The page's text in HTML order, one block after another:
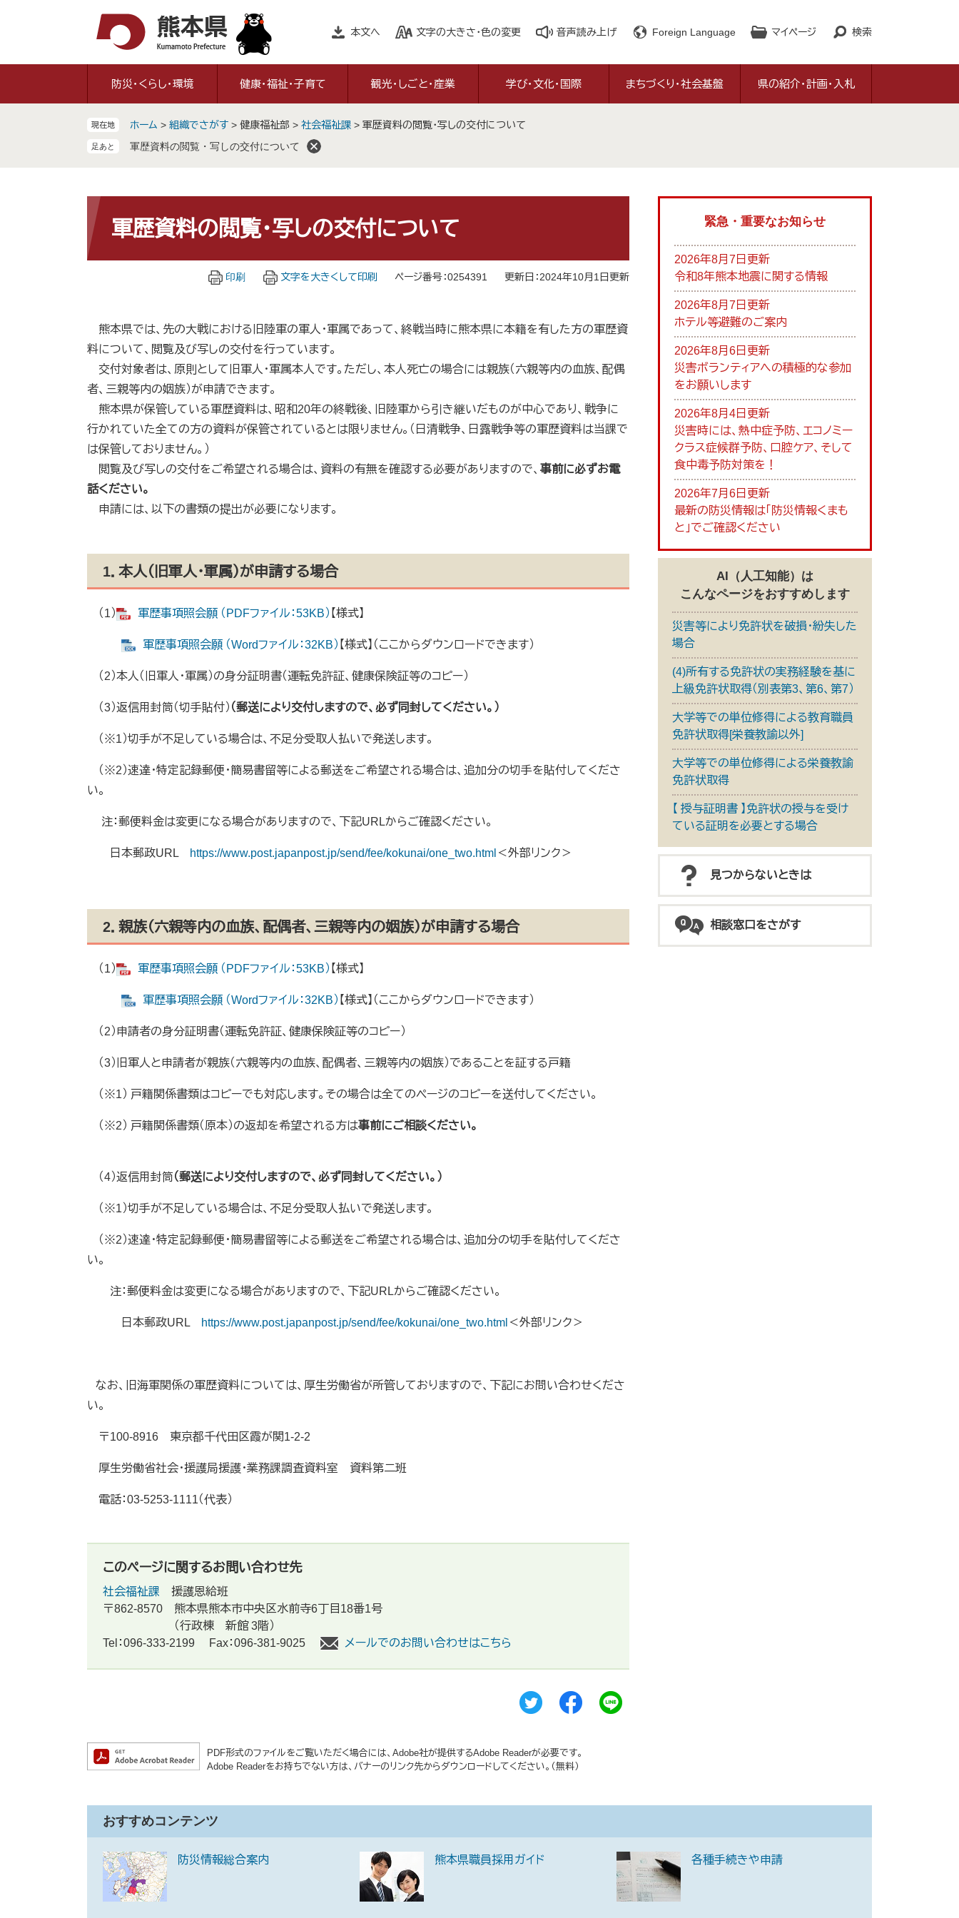
本文へ 文字の大きさ・色の変更 音声読み上げ Foreign Language マイページ 検索
防災・くらし・環境 健康・福祉・子育て 観光・しごと・産業 学び・文化・国際 まちづくり・社会基盤 県の紹介・計画・入札
現在地 ホーム > 組織でさがす > 健康福祉部 > 社会福祉課 > 軍歴資料の閲覧・写しの交付について
軍歴資料の閲覧・写しの交付について
文
軍歴資料の閲覧・写しの交付について
印刷 文字を大きくして印刷 ページ番号：0254391 更新日：2024年10月1日更新
熊本県では、先の大戦における旧陸軍の軍人・軍属であって、終戦当時に熊本県に本籍を有した方の軍歴資
料について、閲覧及び写しの交付を行っています。
交付対象者は、原則として旧軍人・軍属本人です。ただし、本人死亡の場合には親族（六親等内の血族、配偶
者、三親等内の姻族）が申請できます。
熊本県が保管している軍歴資料は、昭和20年の終戦後、旧陸軍から引き継いだものが中心であり、戦争に
行かれていた全ての方の資料が保管されているとは限りません。（日清戦争、日露戦争等の軍歴資料は当課で
は保管しておりません。）
閲覧及び写しの交付をご希望される場合は、資料の有無を確認する必要がありますので、 事前に必ずお電
話ください。
申請には、以下の書類の提出が必要になります。
1．本人（旧軍人・軍属）が申請する場合
（1） 軍歴事項照会願 （PDFファイル：53KB） 【様式】
軍歴事項照会願 （Wordファイル：32KB） 【様式】（ここからダウンロードできます）
（2）本人（旧軍人・軍属）の身分証明書（運転免許証、健康保険証等のコピー）
（3）返信用封筒（切手貼付） （郵送により交付しますので、必ず同封してください。）
（※1）切手が不足している場合は、不足分受取人払いで発送します。
（※2）速達・特定記録郵便・簡易書留等による郵送をご希望される場合は、追加分の切手を貼付してくださ
い。
注：郵便料金は変更になる場合がありますので、下記URLからご確認ください。
日本郵政URL https://www.post.japanpost.jp/send/fee/kokunai/one_two.html ＜外部リンク＞
2．親族（六親等内の血族、配偶者、三親等内の姻族）が申請する場合
（1） 軍歴事項照会願 （PDFファイル：53KB） 【様式】
軍歴事項照会願 （Wordファイル：32KB） 【様式】（ここからダウンロードできます）
（2）申請者の身分証明書（運転免許証、健康保険証等のコピー）
（3）旧軍人と申請者が親族（六親等内の血族、配偶者、三親等内の姻族）であることを証する戸籍
（※1） 戸籍関係書類はコピーでも対応します。その場合は全てのページのコピーを送付してください。
（※2） 戸籍関係書類（原本）の返却を希望される方は事前にご相談ください。
（4）返信用封筒（郵送により交付しますので、必ず同封してください。）
（※1）切手が不足している場合は、不足分受取人払いで発送します。
（※2）速達・特定記録郵便・簡易書留等による郵送をご希望される場合は、追加分の切手を貼付してくださ
い。
注：郵便料金は変更になる場合がありますので、下記URLからご確認ください。
日本郵政URL https://www.post.japanpost.jp/send/fee/kokunai/one_two.html ＜外部リンク＞
なお、旧海軍関係の軍歴資料については、厚生労働省が所管しておりますので、下記にお問い合わせくださ
い。
〒100-8916 東京都千代田区霞が関1-2-2
厚生労働省社会・援護局援護・業務課調査資料室 資料第二班
電話：03-5253-1111（代表）
このページに関するお問い合わせ先
社会福祉課
援護恩給班
〒862-8570
熊本県熊本市中央区水前寺6丁目18番1号
（行政棟 新館 3階）
Tel：096-333-2199
Fax：096-381-9025 メールでのお問い合わせはこちら
PDF形式のファイルをご覧いただく場合には、Adobe社が提供するAdobe Readerが必要です。
Adobe Readerをお持ちでない方は、バナーのリンク先からダウンロードしてください。（無料）
緊急・重要なお知らせ
2026年8月7日更新
令和8年熊本地震に関する情報
2026年8月7日更新
ホテル等避難のご案内
2026年8月6日更新
災害ボランティアへの積極的な参加
をお願いします
2026年8月4日更新
災害時には、熱中症予防、エコノミー
クラス症候群予防、口腔ケア、そして
食中毒予防対策を！
2026年7月6日更新
最新の防災情報は「防災情報くまも
と」でご確認ください
AI（人工知能）は
こんなページをおすすめします
災害等により免許状を破損・紛失した
場合
(4)所有する免許状の実務経験を基に
上級免許状取得（別表第3、第6、第7）
大学等での単位修得による教育職員
免許状取得[栄養教諭以外]
大学等での単位修得による栄養教諭
免許状取得
【 授与証明書 】免許状の授与を受け
ている証明を必要とする場合
見つからないときは
相談窓口をさがす
おすすめコンテンツ
防災情報総合案内 熊本県職員採用ガイド 各種手続きや申請